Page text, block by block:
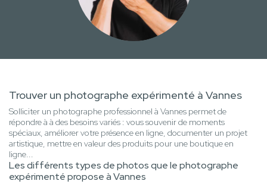
Trouver un photographe expérimenté à Vannes
Solliciter un photographe professionnel à Vannes permet de
répondre à à des besoins variés : vous souvenir de moments
spéciaux, améliorer votre présence en ligne, documenter un projet
artistique, mettre en valeur des produits pour une boutique en
ligne...
Les différents types de photos que le photographe
expérimenté propose à Vannes